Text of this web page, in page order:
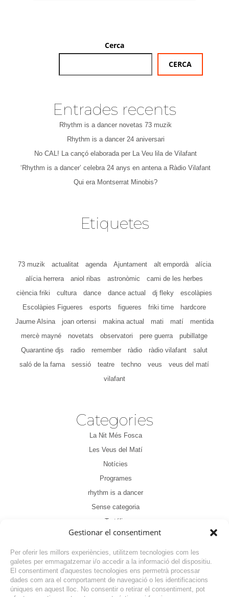
Gestionar el consentiment
Per oferir les millors experiències, utilitzem tecnologies com les
galetes per emmagatzemar i/o accedir a la informació del dispositiu.
El consentiment d'aquestes tecnologies ens permetrà processar
dades com ara el comportament de navegació o les identificacions
úniques en aquest lloc. No consentir o retirar el consentiment, pot
Cerca
CERCA
Entrades recents
Rhythm is a dancer novetas 73 muzik
Rhythm is a dancer 24 aniversari
No CAL! La cançó elaborada per La Veu lila de Vilafant
‘Rhythm is a dancer’ celebra 24 anys en antena a Ràdio Vilafant
Qui era Montserrat Minobis?
Etiquetes
73 muzik actualitat agenda Ajuntament alt empordà
alícia
alícia herrera
aniol ribas astronòmic
cami de les herbes
ciència friki
cultura dance dance actual dj fleky
escolàpies
Escolàpies Figueres
esports figueres friki time
hardcore
Jaume Alsina
joan ortensi makina actual mati matí
mentida
mercè mayné
novetats observatori pere guerra
pubillatge
Quarantine djs
radio remember ràdio ràdio vilafant
salut
saló de la fama
sessió teatre techno veus
veus del matí
vilafant
Categories
La Nit Més Fosca
Les Veus del Matí
Notícies
Programes
rhythm is a dancer
Sense categoria
Tertúlia
NOTÍCIA ANTERIOR